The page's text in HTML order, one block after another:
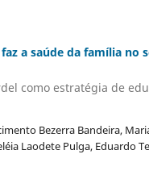
a saúde da família no
como estratégia de
Bezerra Bandeira,
Laodete Pulga, Eduardo